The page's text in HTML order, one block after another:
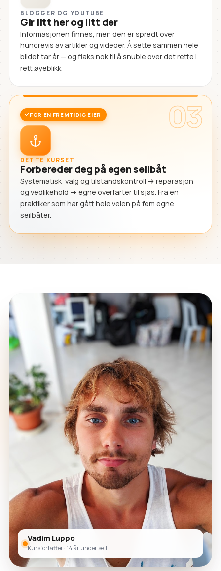
BLOGGER OG YOUTUBE
Gir litt her og litt der
Informasjonen finnes, men den er spredt over
hundrevis av artikler og videoer. Å sette sammen hele
bildet tar år — og flaks nok til å snuble over det rette i
rett øyeblikk.
03
FOR EN FREMTIDIG EIER
DETTE KURSET
Forbereder deg på egen seilbåt
Systematisk: valg og tilstandskontroll → reparasjon
og vedlikehold → egne overfarter til sjøs. Fra en
praktiker som har gått hele veien på fem egne
seilbåter.
Vadim Luppo
Kursforfatter · 14 år under seil